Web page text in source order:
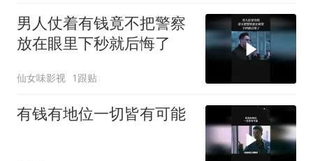
男人仗着有钱竟不把警察
放在眼里下秒就后悔了
仙女味影视 1跟贴
有钱有地位一切皆有可能